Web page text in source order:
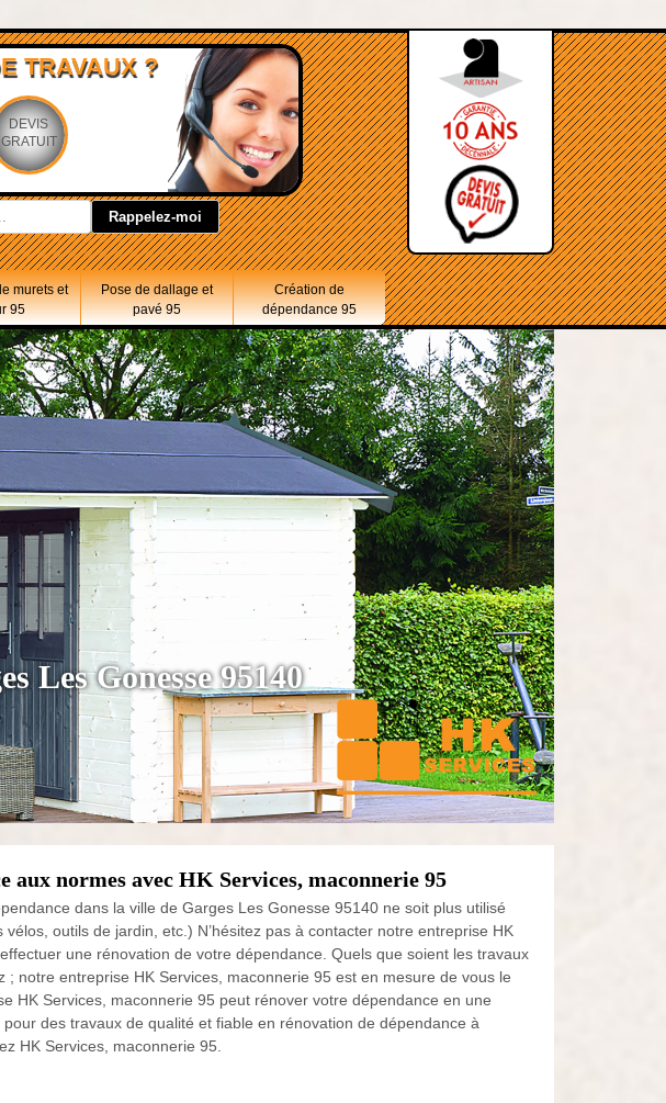
TRAVAUX ?
DEVIS
GRATUIT
murets et
95
Pose de dallage et
pavé 95
Création de
dépendance 95
Les Gonesse 95140
aux normes avec HK Services, maconnerie 95
dans la ville de Garges Les Gonesse 95140 ne soit plus utilisé
outils de jardin, etc.) N’hésitez pas à contacter notre entreprise HK
une rénovation de votre dépendance. Quels que soient les travaux
; notre entreprise HK Services, maconnerie 95 est en mesure de vous le
HK Services, maconnerie 95 peut rénover votre dépendance en une
des travaux de qualité et fiable en rénovation de dépendance à
HK Services, maconnerie 95.